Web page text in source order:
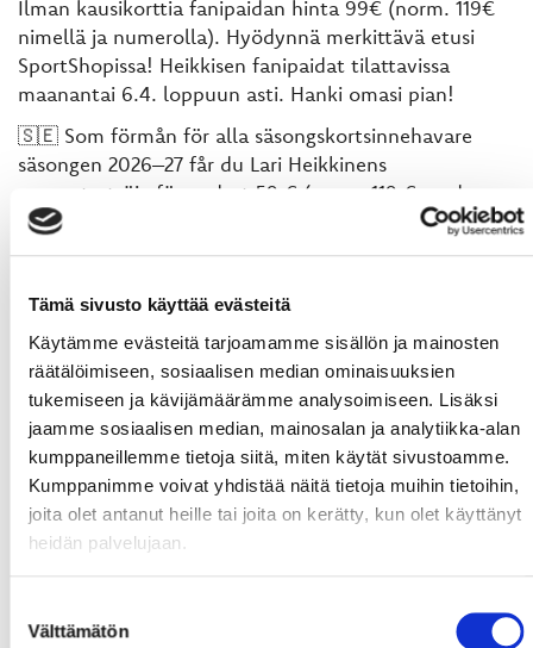
Tämä sivusto käyttää evästeitä
Käytämme evästeitä tarjoamamme sisällön ja mainosten
räätälöimiseen, sosiaalisen median ominaisuuksien
tukemiseen ja kävijämäärämme analysoimiseen. Lisäksi
jaamme sosiaalisen median, mainosalan ja analytiikka-alan
kumppaneillemme tietoja siitä, miten käytät sivustoamme.
Kumppanimme voivat yhdistää näitä tietoja muihin tietoihin,
joita olet antanut heille tai joita on kerätty, kun olet käyttänyt
heidän palvelujaan.
valinta
Välttämätön
Ilman kausikorttia fanipaidan hinta 99€ (norm. 119€
nimellä ja numerolla). Hyödynnä merkittävä etusi
SportShopissa! Heikkisen fanipaidat tilattavissa
maanantai 6.4. loppuun asti. Hanki omasi pian!
🇸🇪 Som förmån för alla säsongskortsinnehavare
säsongen 2026–27 får du Lari Heikkinens
supportertröja för endast 59 € (norm. 119 € med
namn och nummer). Har du redan ett säsongskort för
nästa säsong? Utan säsongskort är priset på
nummer). Ta del av din betydande förmån i
SportShop! Heikkinens supportertröjor kan beställas
fram till måndagen den 6.4. Skaffa din egen i tid!